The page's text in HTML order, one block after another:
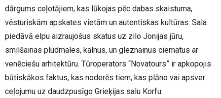
dārgums ceļotājiem, kas lūkojas pēc dabas skaistuma,
vēsturiskām apskates vietām un autentiskas kultūras. Sala
piedāvā elpu aizraujošus skatus uz zilo Jonijas jūru,
smilšainas pludmales, kalnus, un gleznainus ciematus ar
venēciešu arhitektūru. Tūroperators “Novatours” ir apkopojis
būtiskākos faktus, kas noderēs tiem, kas plāno vai apsver
ceļojumu uz daudzpusīgo Grieķijas salu Korfu.